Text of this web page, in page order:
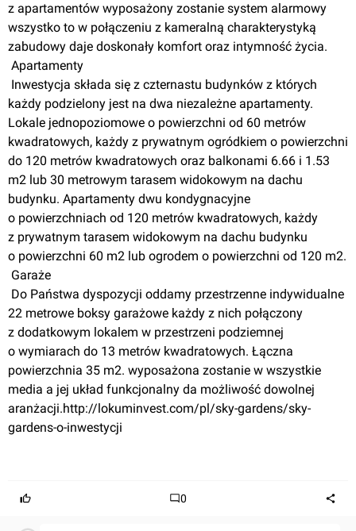
z apartamentów wyposażony zostanie system alarmowy
wszystko to w połączeniu z kameralną charakterystyką
zabudowy daje doskonały komfort oraz intymność życia.
Apartamenty
Inwestycja składa się z czternastu budynków z których
każdy podzielony jest na dwa niezależne apartamenty.
Lokale jednopoziomowe o powierzchni od 60 metrów
kwadratowych, każdy z prywatnym ogródkiem o powierzchni
do 120 metrów kwadratowych oraz balkonami 6.66 i 1.53
m2 lub 30 metrowym tarasem widokowym na dachu
o powierzchniach
z prywatnym
o powierzchni 60 m2 lub ogrodem o powierzchni od 120 m2.
Garaże
22 metrowe boksy garażowe każdy z nich
z dodatkowym lokalem w przestrzeni
o wymiarach do 13 metrów kwadratowych. Łączna
powierzchnia 35 m2. wyposażona zostanie w wszystkie
media a jej układ funkcjonalny da możliwość dowolnej
aranżacji.http://lokuminvest.com/pl/sky-gardens/sky-
gardens-o-inwestycji
0